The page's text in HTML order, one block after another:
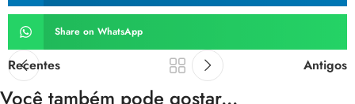
Share on WhatsApp
Recentes Antigos
Você também pode gostar...